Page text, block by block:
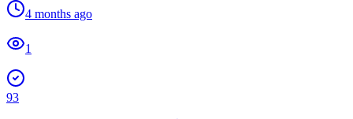
4 months ago
1
93